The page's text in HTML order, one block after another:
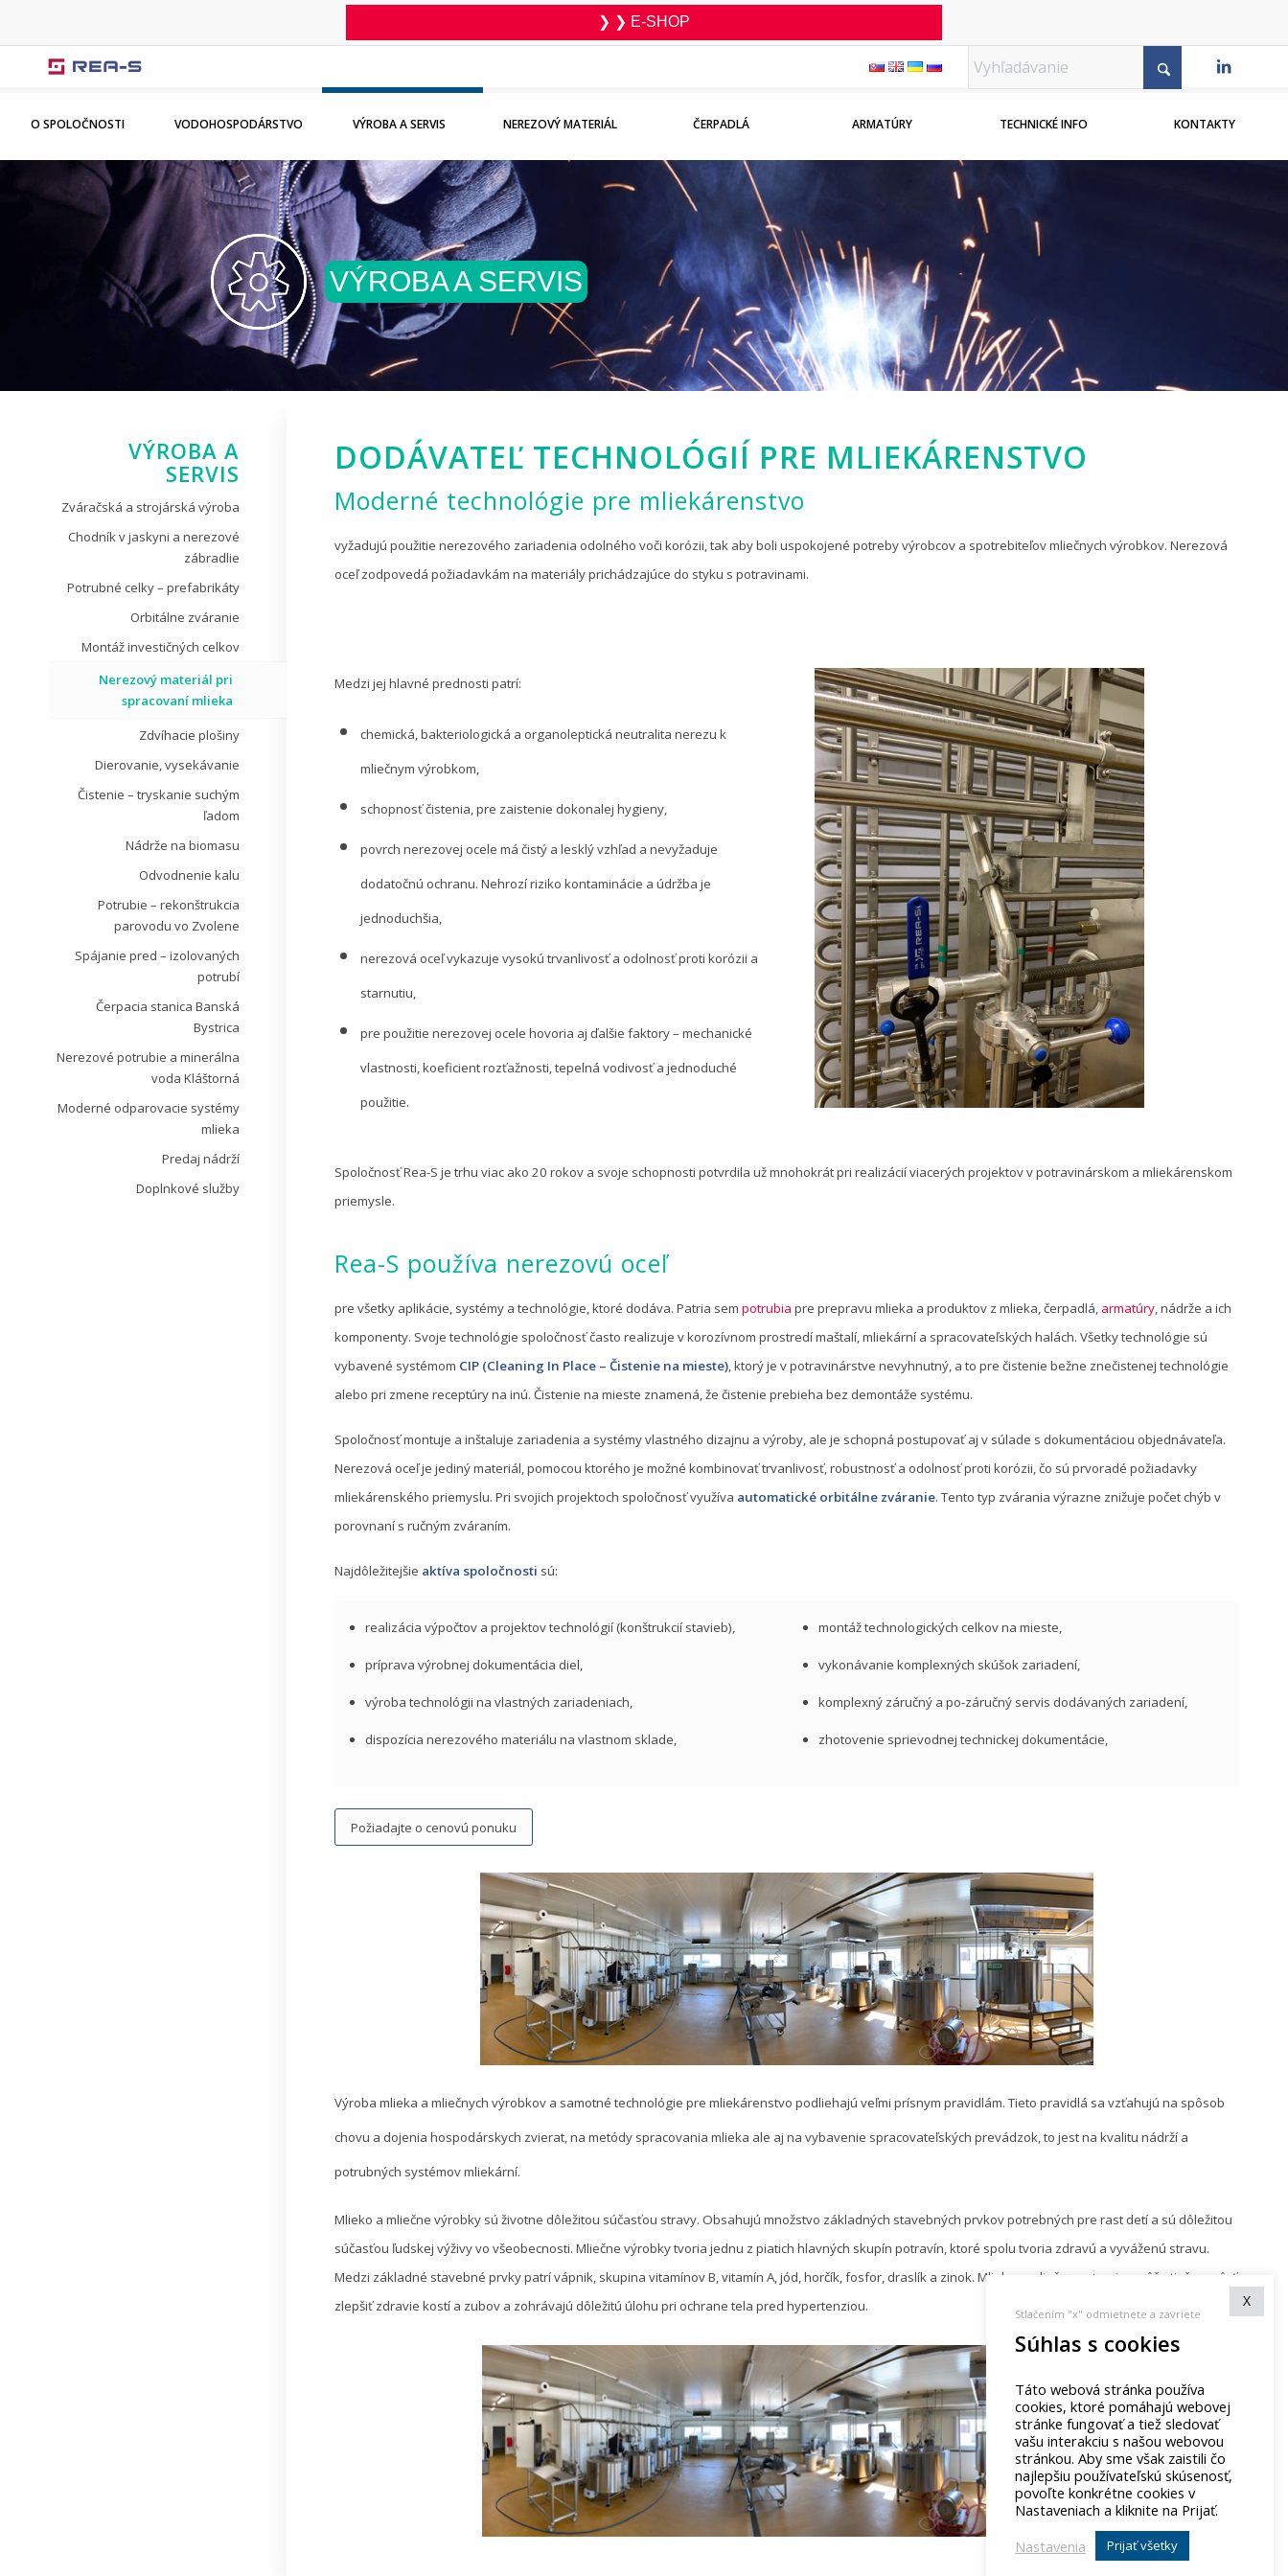
❯ ❯ E-SHOP
O SPOLOČNOSTI VODOHOSPODÁRSTVO VÝROBA A SERVIS NEREZOVÝ MATERIÁL ČERPADLÁ ARMATÚRY TECHNICKÉ INFO KONTAKTY
VÝROBA A SERVIS
DODÁVATEĽ TECHNOLÓGIÍ PRE MLIEKÁRENSTVO
Moderné technológie pre mliekárenstvo
vyžadujú použitie nerezového zariadenia odolného voči korózii, tak aby boli uspokojené potreby výrobcov a spotrebiteľov mliečnych výrobkov. Nerezová
oceľ zodpovedá požiadavkám na materiály prichádzajúce do styku s potravinami.
Medzi jej hlavné prednosti patrí:
chemická, bakteriologická a organoleptická neutralita nerezu k
mliečnym výrobkom,
schopnosť čistenia, pre zaistenie dokonalej hygieny,
povrch nerezovej ocele má čistý a lesklý vzhľad a nevyžaduje
dodatočnú ochranu. Nehrozí riziko kontaminácie a údržba je
jednoduchšia,
nerezová oceľ vykazuje vysokú trvanlivosť a odolnosť proti korózii a
starnutiu,
pre použitie nerezovej ocele hovoria aj ďalšie faktory – mechanické
vlastnosti, koeficient rozťažnosti, tepelná vodivosť a jednoduché
použitie.
Spoločnosť Rea-S je trhu viac ako 20 rokov a svoje schopnosti potvrdila už mnohokrát pri realizácií viacerých projektov v potravinárskom a mliekárenskom
priemysle.
Rea-S používa nerezovú oceľ
pre všetky aplikácie, systémy a technológie, ktoré dodáva. Patria sem potrubia pre prepravu mlieka a produktov z mlieka, čerpadlá, armatúry, nádrže a ich
komponenty. Svoje technológie spoločnosť často realizuje v korozívnom prostredí maštalí, mliekární a spracovateľských halách. Všetky technológie sú
vybavené systémom CIP (Cleaning In Place – Čistenie na mieste), ktorý je v potravinárstve nevyhnutný, a to pre čistenie bežne znečistenej technológie
alebo pri zmene receptúry na inú. Čistenie na mieste znamená, že čistenie prebieha bez demontáže systému.
Spoločnosť montuje a inštaluje zariadenia a systémy vlastného dizajnu a výroby, ale je schopná postupovať aj v súlade s dokumentáciou objednávateľa.
Nerezová oceľ je jediný materiál, pomocou ktorého je možné kombinovať trvanlivosť, robustnosť a odolnosť proti korózii, čo sú prvoradé požiadavky
mliekárenského priemyslu. Pri svojich projektoch spoločnosť využíva automatické orbitálne zváranie. Tento typ zvárania výrazne znižuje počet chýb v
porovnaní s ručným zváraním.
Najdôležitejšie aktíva spoločnosti sú:
realizácia výpočtov a projektov technológií (konštrukcií stavieb),
príprava výrobnej dokumentácia diel,
výroba technológii na vlastných zariadeniach,
dispozícia nerezového materiálu na vlastnom sklade,
montáž technologických celkov na mieste,
vykonávanie komplexných skúšok zariadení,
komplexný záručný a po-záručný servis dodávaných zariadení,
zhotovenie sprievodnej technickej dokumentácie,
Požiadajte o cenovú ponuku
Výroba mlieka a mliečnych výrobkov a samotné technológie pre mliekárenstvo podliehajú veľmi prísnym pravidlám. Tieto pravidlá sa vzťahujú na spôsob
chovu a dojenia hospodárskych zvierat, na metódy spracovania mlieka ale aj na vybavenie spracovateľských prevádzok, to jest na kvalitu nádrží a
potrubných systémov mliekární.
Mlieko a mliečne výrobky sú životne dôležitou súčasťou stravy. Obsahujú množstvo základných stavebných prvkov potrebných pre rast detí a sú dôležitou
súčasťou ľudskej výživy vo všeobecnosti. Mliečne výrobky tvoria jednu z piatich hlavných skupín potravín, ktoré spolu tvoria zdravú a vyváženú stravu.
Medzi základné stavebné prvky patrí vápnik, skupina vitamínov B, vitamín A, jód, horčík, fosfor, draslík a zinok. Mlieko a mliečne potraviny môžu tiež pomôcť
zlepšiť zdravie kostí a zubov a zohrávajú dôležitú úlohu pri ochrane tela pred hypertenziou.
VÝROBA A
SERVIS
Zváračská a strojárská výroba
Chodník v jaskyni a nerezové
zábradlie
Potrubné celky – prefabrikáty
Orbitálne zváranie
Montáž investičných celkov
Nerezový materiál pri
spracovaní mlieka
Zdvíhacie plošiny
Dierovanie, vysekávanie
Čistenie – tryskanie suchým
ľadom
Nádrže na biomasu
Odvodnenie kalu
Potrubie – rekonštrukcia
parovodu vo Zvolene
Spájanie pred – izolovaných
potrubí
Čerpacia stanica Banská
Bystrica
Nerezové potrubie a minerálna
voda Kláštorná
Moderné odparovacie systémy
mlieka
Predaj nádrží
Doplnkové služby
Stlačením "x" odmietnete a zavriete
X
Súhlas s cookies
Táto webová stránka používa
cookies, ktoré pomáhajú webovej
stránke fungovať a tiež sledovať
vašu interakciu s našou webovou
stránkou. Aby sme však zaistili čo
najlepšiu používateľskú skúsenosť,
povoľte konkrétne cookies v
Nastaveniach a kliknite na Prijať.
Nastavenia
Prijať všetky